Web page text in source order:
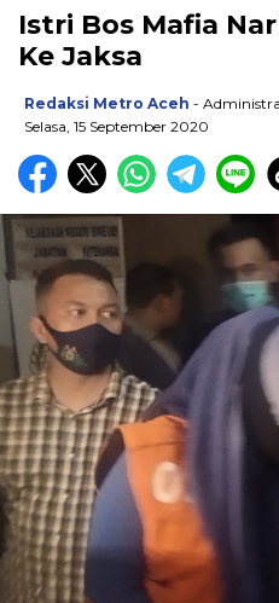
Istri Bos Mafia
Ke Jaksa
Redaksi Metro Aceh -
Selasa, 15 September 2020